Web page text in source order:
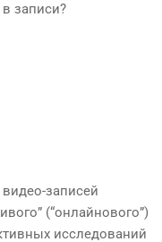
в записи?
записей
(“онлайнового”)
исследований